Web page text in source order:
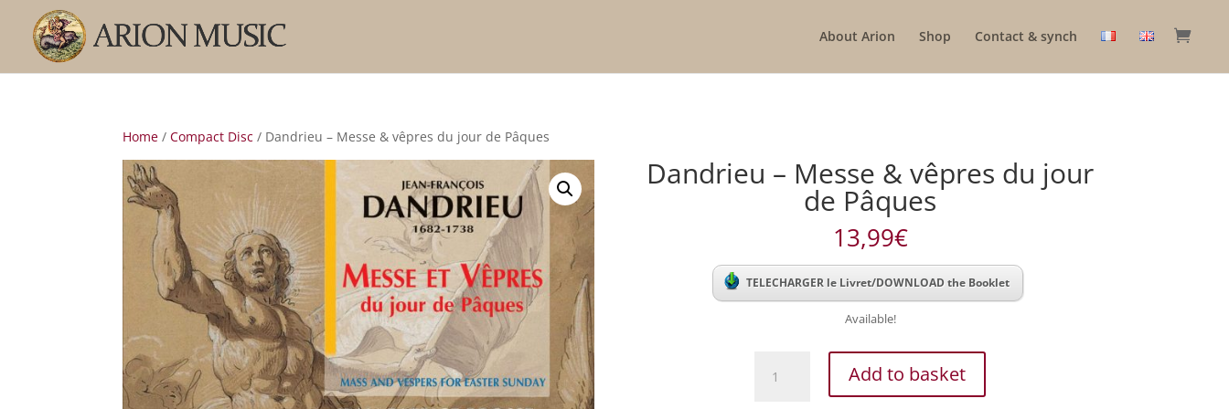
About Arion Shop Contact & synch
Home /Compact Disc / Dandrieu – Messe & vêpres du jour de Pâques
Dandrieu – Messe & vêpres du jour
de Pâques
13,99€
TELECHARGER le Livret/DOWNLOAD the Booklet
Available!
Add to basket